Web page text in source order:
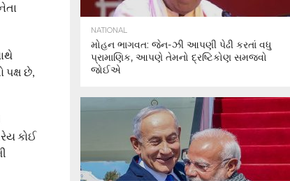
છે,
કોઈ
NATIONAL
મોહન ભાગવત: જેન-ઝી આપણી પેઢી કરતાં વધુ
પ્રામાણિક, આપણે તેમનો દ્રષ્ટિકોણ સમજવો
જોઈએ